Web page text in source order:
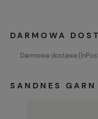
DARMOWA
Darmowa dostawa
SANDNES